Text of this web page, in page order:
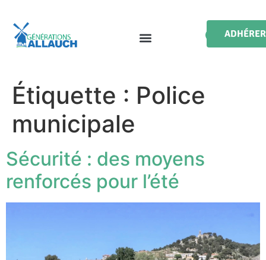
ADHÉRER
Étiquette : Police
municipale
Sécurité : des moyens
renforcés pour l’été